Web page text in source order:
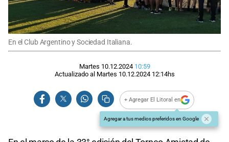
En el Club Argentino y Sociedad Italiana.
Martes 10.12.2024 10:59
Actualizado al Martes 10.12.2024 12:14hs
+ Agregar El Litoral en
Agregar a tus medios preferidos en Google